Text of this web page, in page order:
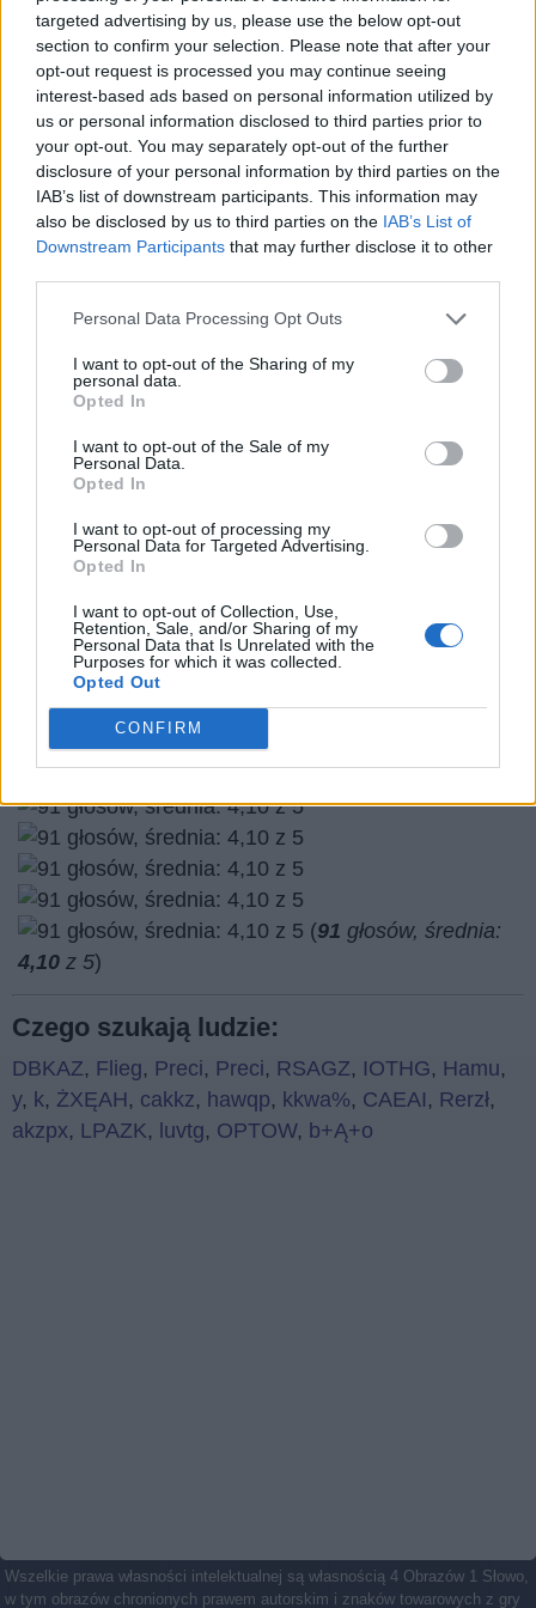
targeted advertising by us, please use the below opt-out
section to confirm your selection. Please note that after your
opt-out request is processed you may continue seeing
interest-based ads based on personal information utilized by
us or personal information disclosed to third parties prior to
your opt-out. You may separately opt-out of the further
disclosure of your personal information by third parties on the
IAB’s list of downstream participants. This information may
also be disclosed by us to third parties on the IAB’s List of
Downstream Participants that may further disclose it to other
Personal Data Processing Opt Outs
I want to opt-out of the Sharing of my
personal data.
Opted In
I want to opt-out of the Sale of my
Personal Data.
Opted In
I want to opt-out of processing my
Personal Data for Targeted Advertising.
Opted In
I want to opt-out of Collection, Use,
Retention, Sale, and/or Sharing of my
Personal Data that Is Unrelated with the
Purposes for which it was collected.
Opted Out
CONFIRM
wprowadź
wszystkie
litery:
Wróć
Co sądzisz o naszej stronie?
(91 głosów, średnia:
4,10 z 5)
Czego szukają ludzie:
DBKAZ, Flieg, Preci, Preci, RSAGZ, IOTHG, Hamu,
y, k, ŻXĘAH, cakkz, hawqp, kkwa%, CAEAI , Rerzł,
akzpx, LPAZK, luvtg, OPTOW, b+Ą+o
Wszelkie prawa własności intelektualnej są własnością 4 Obrazów 1 Słowo,
w tym obrazów chronionych prawem autorskim i znaków towarowych z gry